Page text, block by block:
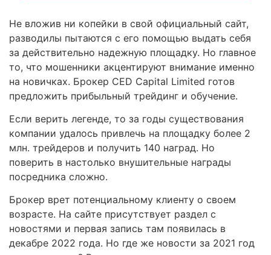
Не вложив ни копейки в свой официальный сайт,
разводилы пытаются с его помощью выдать себя
за действительно надежную площадку. Но главное
то, что мошенники акцентируют внимание именно
на новичках. Брокер CED Capital Limited готов
предложить прибыльный трейдинг и обучение.
Если верить легенде, то за годы существования
компании удалось привлечь на площадку более 2
млн. трейдеров и получить 140 наград. Но
поверить в настолько внушительные награды
посредника сложно.
Брокер врет потенциальному клиенту о своем
возрасте. На сайте присутствует раздел с
новостями и первая запись там появилась в
декабре 2022 года. Но где же новости за 2021 год